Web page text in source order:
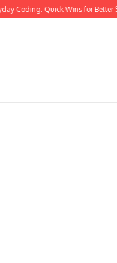
Coding: Quick Wins for Better